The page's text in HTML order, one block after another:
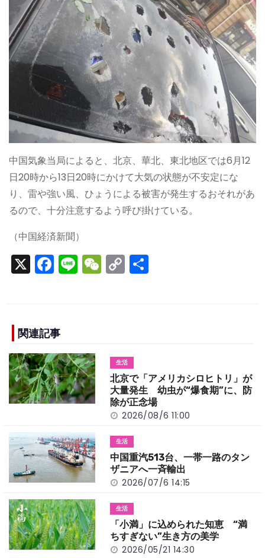
中国気象当局によると、北京、華北、東北地区では6月12
日20時から13日20時にかけて大気の状態が不安定にな
り、雷や強い風、ひょうによる被害が発生するおそれがあ
るので、十分注意するよう呼び掛けている。
（中国経済新聞）
X F
a
e
b
o
o
k
Li
n
W
e
C
o
n
k
関連記事
生活
北京で「アメリカシロヒトリ」が
大量発生 幼虫が“爆食期”に、防
除が正念場
2026/08/6 11:00
生活
中国重汽513台、一帯一路のタン
ザニアへ一斉輸出
2026/07/6 14:15
生活
「小満」に込められた知恵 “満
ちすぎない”生き方の美学
2026/05/21 14:30